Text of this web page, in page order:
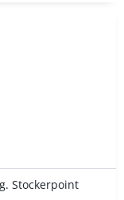
Stockerpoint